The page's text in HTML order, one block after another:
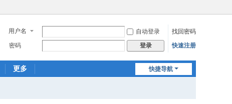
用户名 自动登录
找回密码
密码
登录 快速注册
快捷导航
更多